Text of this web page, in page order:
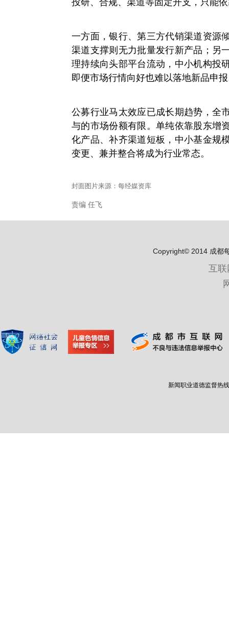
投研、合规、渠道等固定开支，只能
一方面，银行、第三方代销渠道资源
渠道支撑则无力批量发行新产品；另
理持续向头部平台流动，中小机构投
即便市场行情向好也难以落地新品申
公募行业马太效应已成长期趋势，全
与的市场份额有限。单纯依靠股东增
化产品、补齐渠道短板，中小基金规
变更、兼并整合将成为行业常态。
封面图片来源：每经媒资库
责编 任飞
Copyright© 2014 成都
互
新闻职业道德监督热